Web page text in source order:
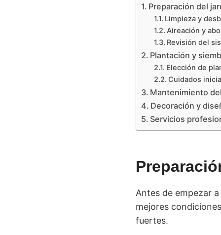
Preparación del
Limpieza y
Aireación y
Revisión del
Plantación y
Elección de
Cuidados
Mantenimiento
Decoración y
Servicios
Antes de empezar
mejores
fuertes.